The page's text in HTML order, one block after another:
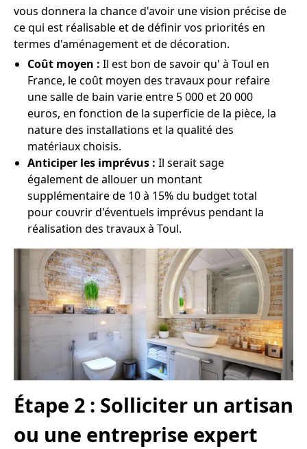
vous donnera la chance d'avoir une vision précise de
ce qui est réalisable et de définir vos priorités en
termes d'aménagement et de décoration.
Coût moyen : Il est bon de savoir qu' à Toul en
France, le coût moyen des travaux pour refaire
une salle de bain varie entre 5 000 et 20 000
euros, en fonction de la superficie de la pièce, la
nature des installations et la qualité des
matériaux choisis.
Anticiper les imprévus : Il serait sage
également de allouer un montant
supplémentaire de 10 à 15% du budget total
pour couvrir d'éventuels imprévus pendant la
réalisation des travaux à Toul.
Étape 2 : Solliciter un artisan
ou une entreprise expert